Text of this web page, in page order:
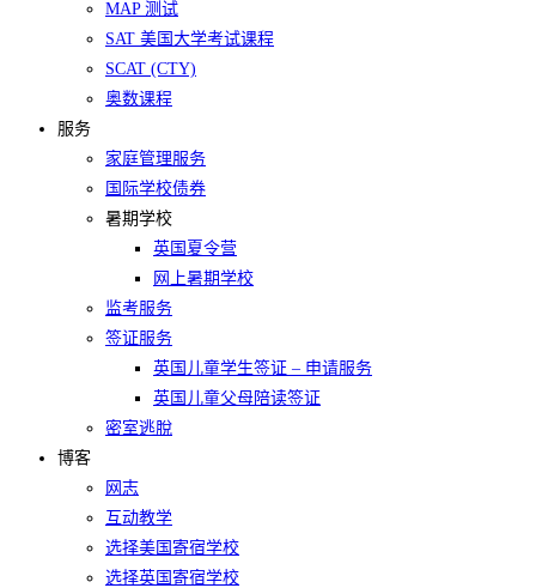
MAP 测试
SAT 美国大学考试课程
SCAT (CTY)
奥数课程
服务
家庭管理服务
国际学校债券
暑期学校
英国夏令营
网上暑期学校​
监考服务
签证服务
英国儿童学生签证 – 申请服务
英国儿童父母陪读签证
密室逃脫
博客
网志
互动教学
选择美国寄宿学校
选择英国寄宿学校​